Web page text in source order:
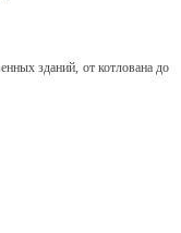
зданий, от котлована до